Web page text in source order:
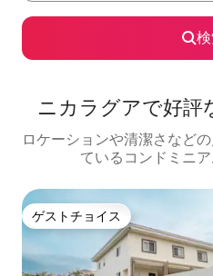
ニカラグアで好評
ロケーションや清潔さなど
ているコンドミニ
ゲストチョイス
ゲストチョイス